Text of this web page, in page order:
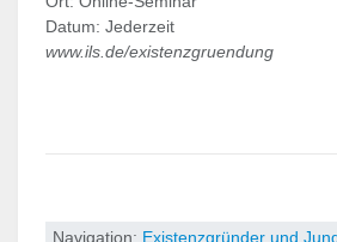
Datum: Jederzeit
www.ils.de/existenzgruendung
Navigation: Existenzgründer und